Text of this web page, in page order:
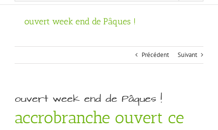
ouvert week end de Pâques !
Précédent Suivant
ouvert week end de Pâques !
accrobranche ouvert ce